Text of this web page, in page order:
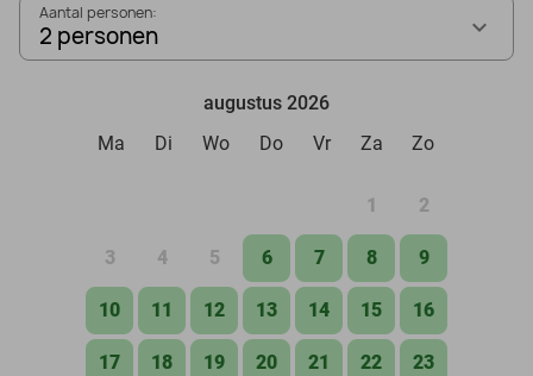
Aantal personen:
2 personen
augustus 2026
Ma
Di Wo Do Vr Za Zo
1 2
3 4 5 6 7 8 9
10 11 12 13 14 15 16
17 18 19 20 21 22 23